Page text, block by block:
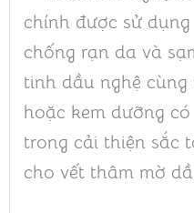
chính được sử
chống rạn da và
tinh dầu nghệ
hoặc kem dưỡng
trong cải thiện sắc
cho vết thâm mờ